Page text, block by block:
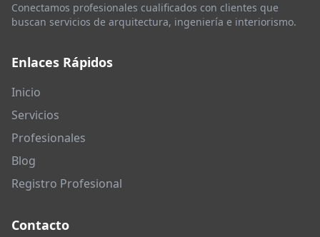
Conectamos profesionales cualificados con clientes que
buscan servicios de arquitectura, ingeniería e interiorismo.
Enlaces Rápidos
Inicio
Servicios
Profesionales
Blog
Registro Profesional
Contacto